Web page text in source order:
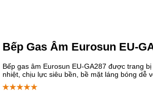
Bếp Gas Âm Eurosun EU-
Bếp gas âm Eurosun EU-GA287 được trang
nhiệt, chịu lực siêu bền, bề mặt láng bóng dễ